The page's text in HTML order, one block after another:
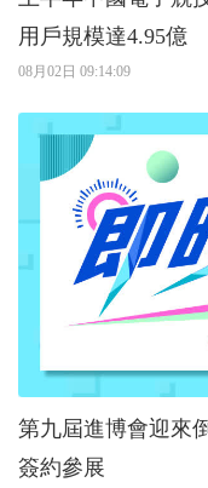
用戶規模達4.95億
08月02日 09:14:09
第九屆進博會迎來
簽約參展